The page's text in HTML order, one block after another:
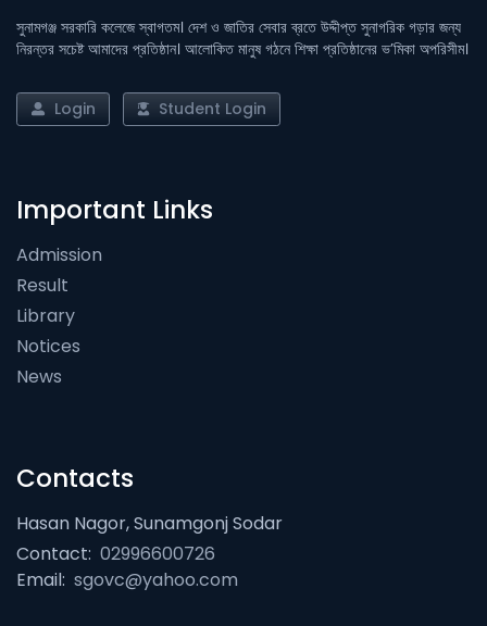
সুনামগঞ্জ সরকারি কলেজে স্বাগতম। দেশ ও জাতির সেবার ব্রতে উদ্দীপ্ত সুনাগরিক গড়ার জন্য
নিরন্তর সচেষ্ট আমাদের প্রতিষ্ঠান। আলোকিত মানুষ গঠনে শিক্ষা প্রতিষ্ঠানের ভ’মিকা অপরিসীম।
Login Student Login
Important Links
Admission
Result
Library
Notices
News
Contacts
Hasan Nagor, Sunamgonj Sodar
Contact: 02996600726
Email: sgovc@yahoo.com